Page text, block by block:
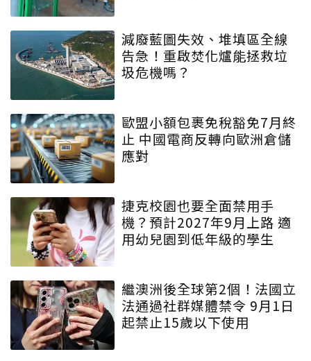
減廢藍圖失效、堆填區全線
告急！重啟焚化爐能拯救垃
圾危機嗎？
歐盟小額包裹免稅豁免7月終
止 中國電商反轉向歐洲倉儲
應對
捷克校園也要全面禁用手
機？預計2027年9月上路 適
用幼兒園到低年級的學生
繼澳洲後全球第2個！法國立
法通過社群媒體禁令 9月1日
起禁止15歲以下使用